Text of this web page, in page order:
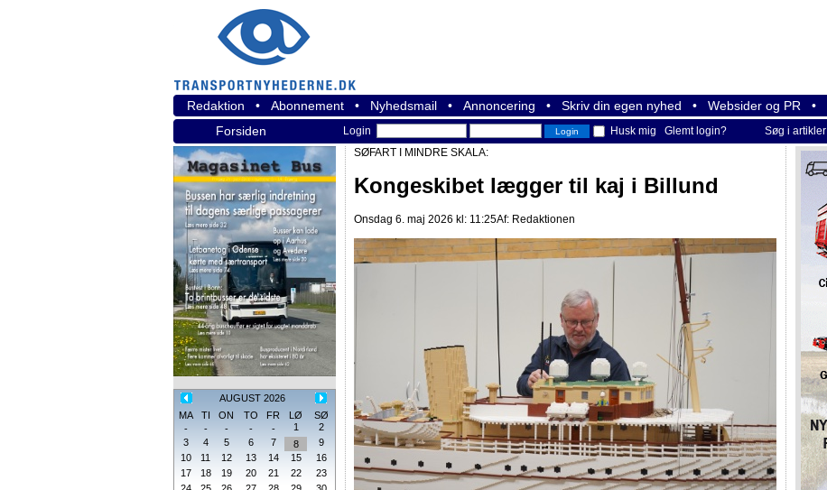
Redaktion • Abonnement • Nyhedsmail • Annoncering • Skriv din egen nyhed • Websider og PR •
Forsiden
Login Husk mig Glemt login? Søg i artikler
AUGUST 2026
MA
TI ON TO FR LØ
SØ
-
- - - - 1
2
3
4 5 6 7 8
9
10
11 12 13 14 15
16
17
18 19 20 21 22
23
SØFART I MINDRE SKALA:
Kongeskibet lægger til kaj i Billund
Onsdag 6. maj 2026 kl: 11:25Af: Redaktionen